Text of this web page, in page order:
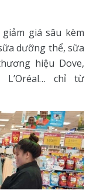
giá sâu kèm
dưỡng thể, sữa
hiệu Dove,
L’Oréal… chỉ từ